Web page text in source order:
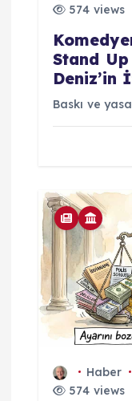
574 views
Stand
Deniz’in
Baskı ve
Haber
574 views